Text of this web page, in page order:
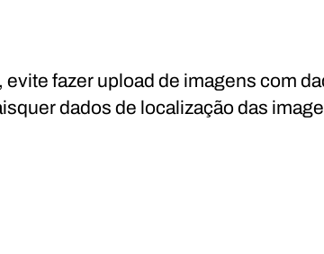
fazer upload de imagens com
dados de localização das